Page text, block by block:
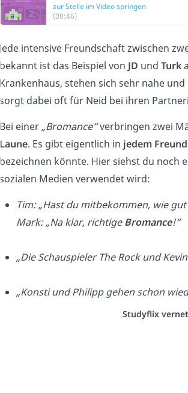
zur Stelle im Video springen
(00:46)
Jede intensive Freundschaft zwischen
bekannt ist das Beispiel von JD und Turk
Krankenhaus, stehen sich sehr nahe
sorgt dabei oft für Neid bei ihren
Bei einer„Bromance“verbringen zwei
Laune. Es gibt eigentlich in jedem
bezeichnen könnte. Hier siehst du noch
sozialen Medien verwendet wird:
Tim: „Hast du mitbekommen, wie
Mark: „Na klar, richtigeBromance!“
„Die Schauspieler The Rock und
„Konsti und Philipp gehen schon
Studyflix